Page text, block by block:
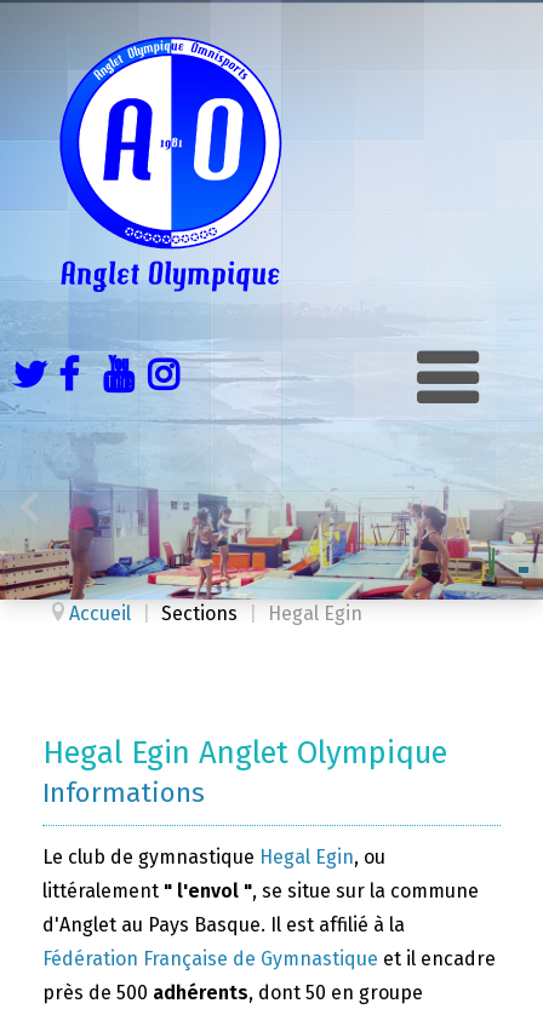
Accueil Sections Hegal Egin
Hegal Egin Anglet Olympique
Informations
Le club de gymnastique Hegal Egin, ou
littéralement " l'envol ", se situe sur la commune
d'Anglet au Pays Basque. Il est affilié à la
Fédération Française de Gymnastique et il encadre
près de 500 adhérents, dont 50 en groupe